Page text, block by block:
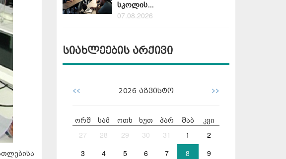
სკოლის...
07.08.2026
სიახლეების არქივი
<< 2026 აგვისტო >>
ორშ სამ ოთხ ხუთ პარ შაბ კვი
27 28 29 30 31 1
2
3
4 5 6 7 8
9